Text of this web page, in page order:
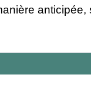
anticipée,